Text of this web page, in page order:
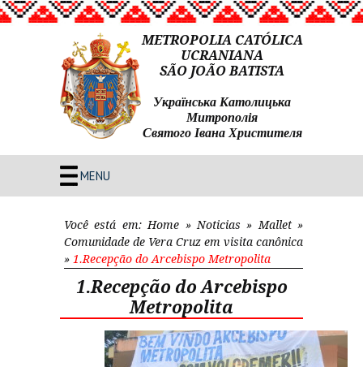
METROPOLIA CATÓLICA
UCRANIANA
SÃO JOÃO BATISTA
Українська Католицька
Митрополія
Святого Івана Христителя
MENU
Você está em: Home » Noticias » Mallet»
Comunidade de Vera Cruz em visita canônica
» 1.Recepção do Arcebispo Metropolita
1.Recepção do Arcebispo
Metropolita